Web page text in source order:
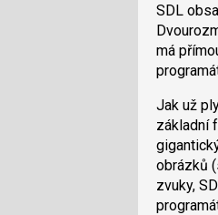
SDL
má
Jak už
základní
obrázků
zvuky,